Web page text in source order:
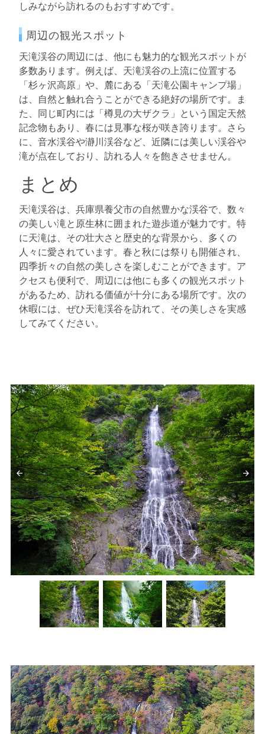
しみながら訪れるのもおすすめです。
周辺の観光スポット
天滝渓谷の周辺には、他にも魅力的な観光スポットが
多数あります。例えば、天滝渓谷の上流に位置する
「杉ヶ沢高原」や、麓にある「天滝公園キャンプ場」
は、自然と触れ合うことができる絶好の場所です。ま
た、同じ町内には「樽見の大ザクラ」という国定天然
記念物もあり、春には見事な桜が咲き誇ります。さら
に、音水渓谷や瀞川渓谷など、近隣には美しい渓谷や
滝が点在しており、訪れる人々を飽きさせません。
まとめ
天滝渓谷は、兵庫県養父市の自然豊かな渓谷で、数々
の美しい滝と原生林に囲まれた遊歩道が魅力です。特
に天滝は、その壮大さと歴史的な背景から、多くの
人々に愛されています。春と秋には祭りも開催され、
四季折々の自然の美しさを楽しむことができます。ア
クセスも便利で、周辺には他にも多くの観光スポット
があるため、訪れる価値が十分にある場所です。次の
休暇には、ぜひ天滝渓谷を訪れて、その美しさを実感
してみてください。